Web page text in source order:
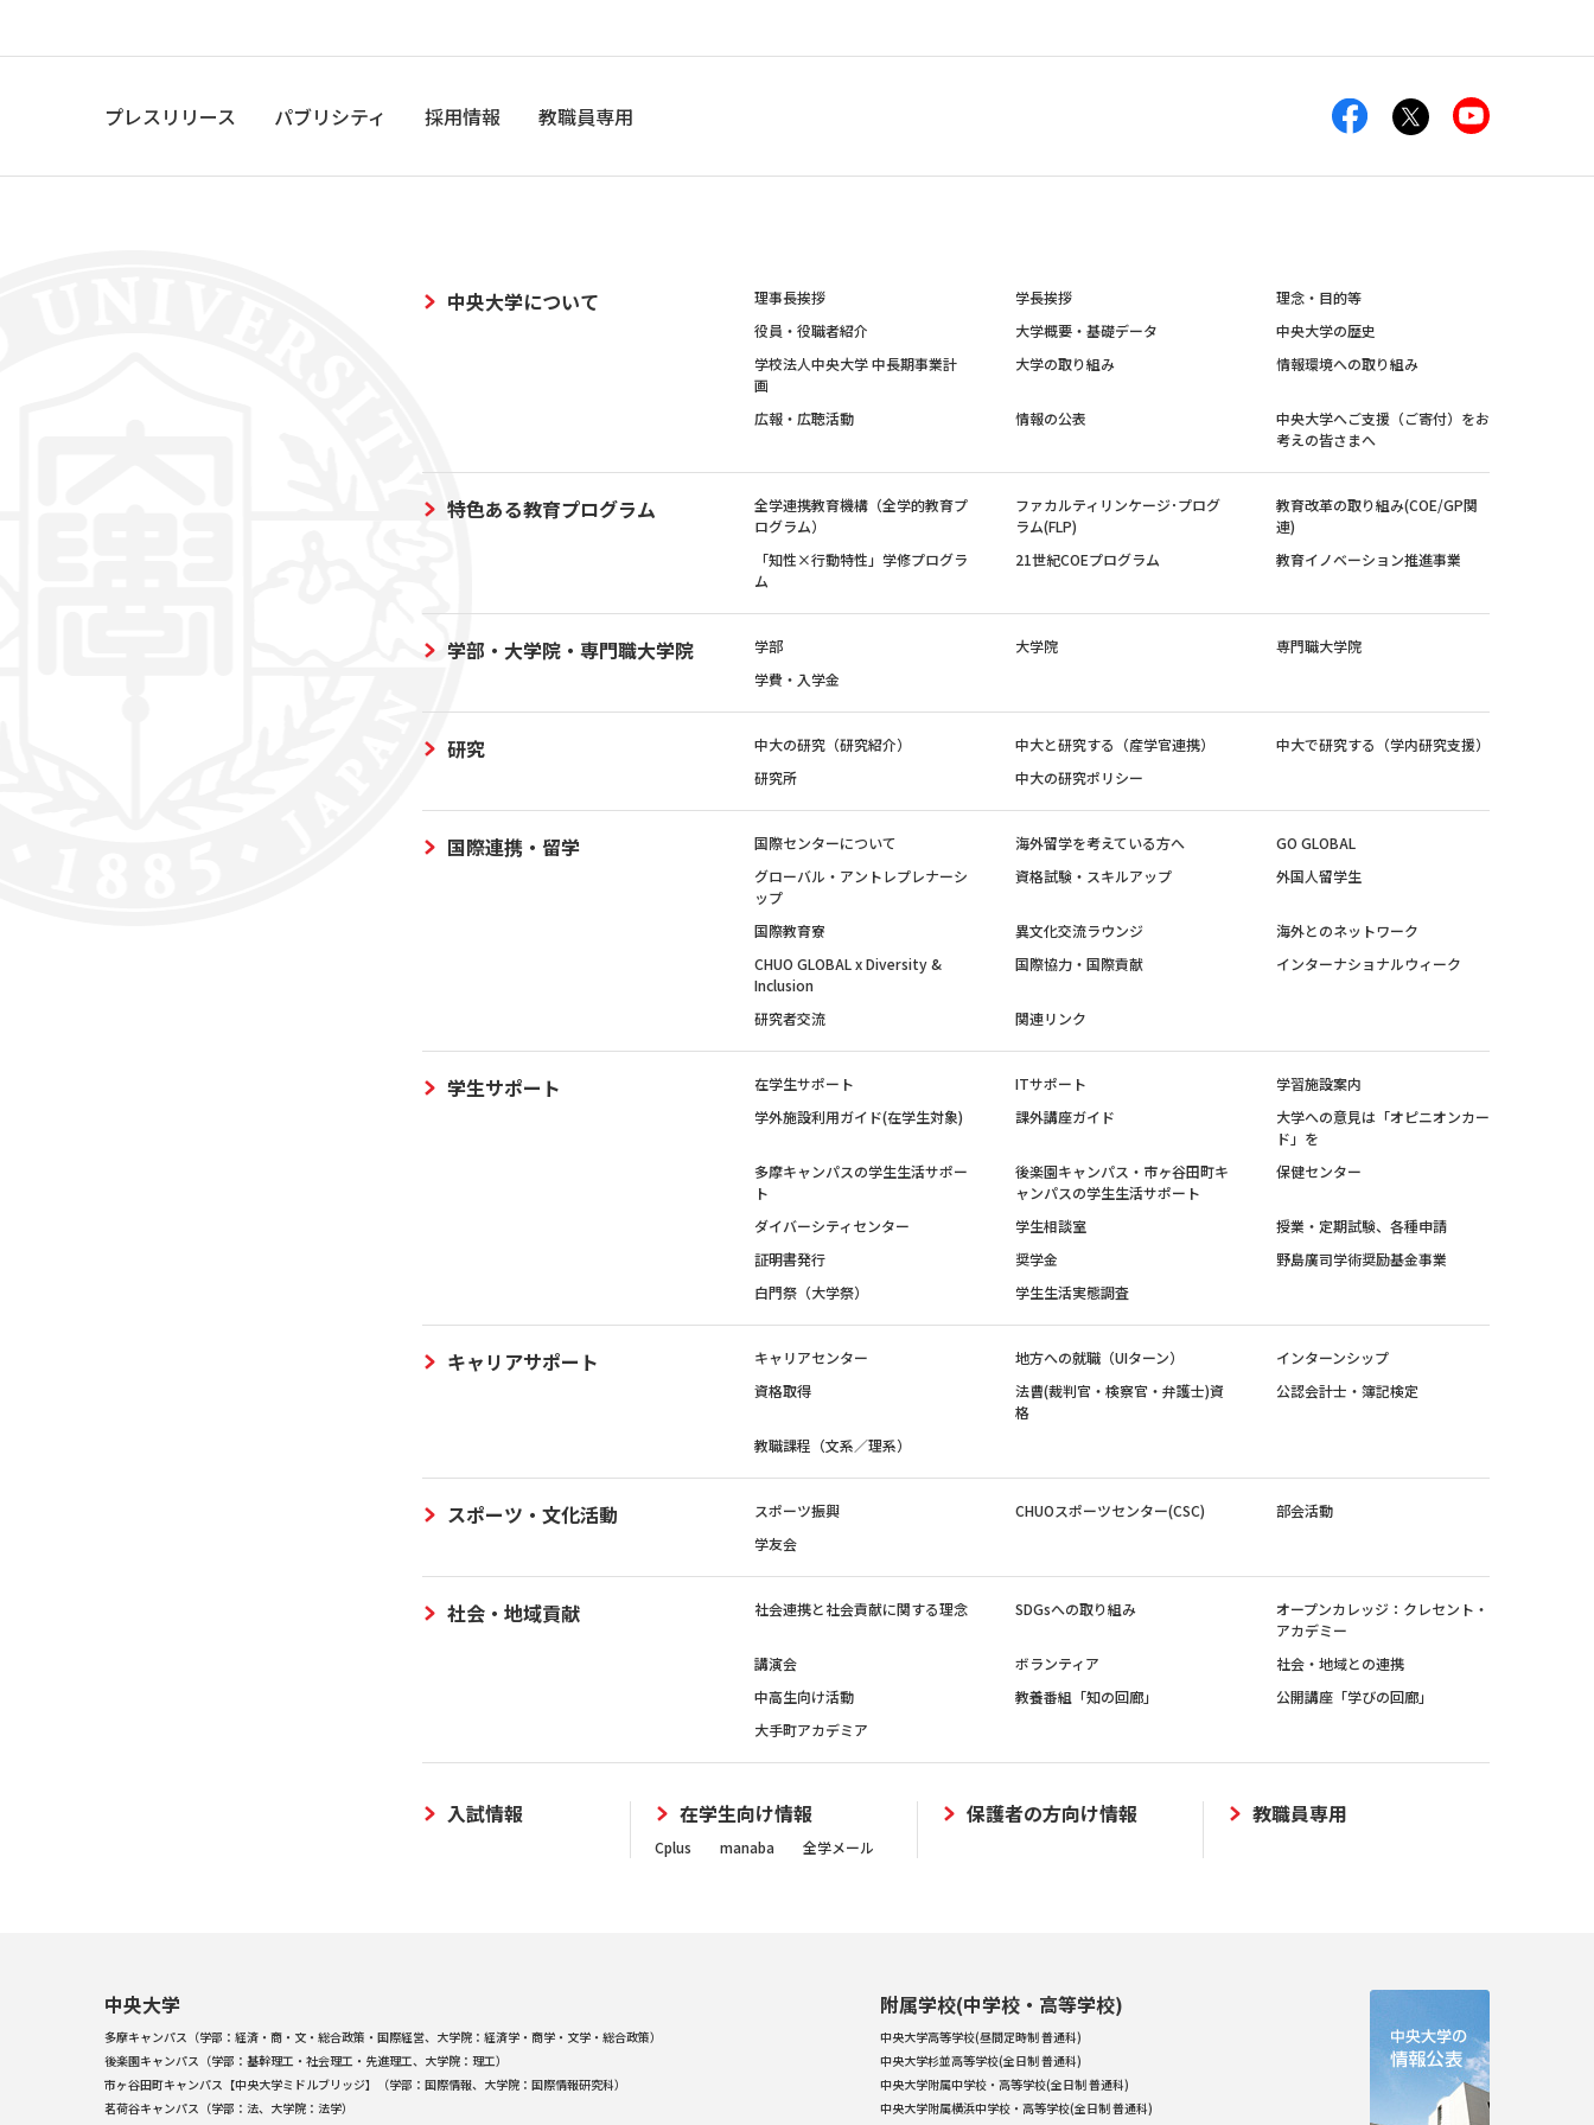
プレスリリース パブリシティ 採用情報 教職員専用
中央大学について 理事長挨拶 学長挨拶
理念・目的等
役員・役職者紹介
大学概要・基礎データ
中央大学の歴史
学校法人中央大学 中長期事業計
画
大学の取り組み 情報環境への取り組み
広報・広聴活動 情報の公表
中央大学へご支援（ご寄付）をお
考えの皆さまへ
特色ある教育プログラム
全学連携教育機構（全学的教育プ
ログラム）
ファカルティリンケージ･プログ
ラム(FLP)
教育改革の取り組み(COE/GP関
連)
「知性×行動特性」学修プログラ
ム
21世紀COEプログラム 教育イノベーション推進事業
学部・大学院・専門職大学院 学部 大学院
専門職大学院
学費・入学金
研究 中大の研究（研究紹介） 中大と研究する（産学官連携）
中大で研究する（学内研究支援）
研究所
中大の研究ポリシー
国際連携・留学 国際センターについて 海外留学を考えている方へ
GO GLOBAL
グローバル・アントレプレナーシ
ップ
資格試験・スキルアップ 外国人留学生
国際教育寮 異文化交流ラウンジ
海外とのネットワーク
CHUO GLOBAL x Diversity &
Inclusion
国際協力・国際貢献 インターナショナルウィーク
研究者交流 関連リンク
学生サポート 在学生サポート ITサポート
学習施設案内
学外施設利用ガイド(在学生対象)
課外講座ガイド
大学への意見は「オピニオンカー
ド」を
多摩キャンパスの学生生活サポー
ト
後楽園キャンパス・市ヶ谷田町キ
ャンパスの学生生活サポート
保健センター
ダイバーシティセンター 学生相談室
授業・定期試験、各種申請
証明書発行
奨学金
野島廣司学術奨励基金事業
白門祭（大学祭）
学生生活実態調査
キャリアサポート キャリアセンター 地方への就職（UIターン）
インターンシップ
資格取得
法曹(裁判官・検察官・弁護士)資
格
公認会計士・簿記検定
教職課程（文系／理系）
スポーツ・文化活動 スポーツ振興 CHUOスポーツセンター(CSC)
部会活動
学友会
社会・地域貢献 社会連携と社会貢献に関する理念 SDGsへの取り組み
オープンカレッジ：クレセント・
アカデミー
講演会
ボランティア
社会・地域との連携
中高生向け活動
教養番組「知の回廊」
公開講座「学びの回廊」
大手町アカデミア
入試情報 在学生向け情報
Cplus manaba 全学メール
保護者の方向け情報 教職員専用
中央大学
多摩キャンパス（学部：経済・商・文・総合政策・国際経営、大学院：経済学・商学・文学・総合政策）
後楽園キャンパス（学部：基幹理工・社会理工・先進理工、大学院：理工）
市ヶ谷田町キャンパス【中央大学ミドルブリッジ】（学部：国際情報、大学院：国際情報研究科）
茗荷谷キャンパス（学部：法、大学院：法学）
附属学校(中学校・高等学校)
中央大学高等学校(昼間定時制 普通科)
中央大学杉並高等学校(全日制 普通科)
中央大学附属中学校・高等学校(全日制 普通科)
中央大学附属横浜中学校・高等学校(全日制 普通科)